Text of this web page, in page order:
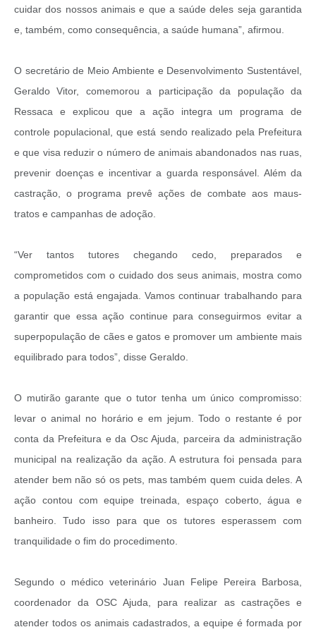
cuidar dos nossos animais e que a saúde deles seja garantida
e, também, como consequência, a saúde humana”, afirmou.
O secretário de Meio Ambiente e Desenvolvimento Sustentável,
Geraldo Vitor, comemorou a participação da população da
Ressaca e explicou que a ação integra um programa de
controle populacional, que está sendo realizado pela Prefeitura
e que visa reduzir o número de animais abandonados nas ruas,
prevenir doenças e incentivar a guarda responsável. Além da
castração, o programa prevê ações de combate aos maus-
tratos e campanhas de adoção.
“Ver tantos tutores chegando cedo, preparados e
comprometidos com o cuidado dos seus animais, mostra como
a população está engajada. Vamos continuar trabalhando para
garantir que essa ação continue para conseguirmos evitar a
superpopulação de cães e gatos e promover um ambiente mais
equilibrado para todos”, disse Geraldo.
O mutirão garante que o tutor tenha um único compromisso:
levar o animal no horário e em jejum. Todo o restante é por
conta da Prefeitura e da Osc Ajuda, parceira da administração
municipal na realização da ação. A estrutura foi pensada para
atender bem não só os pets, mas também quem cuida deles. A
ação contou com equipe treinada, espaço coberto, água e
banheiro. Tudo isso para que os tutores esperassem com
tranquilidade o fim do procedimento.
Segundo o médico veterinário Juan Felipe Pereira Barbosa,
coordenador da OSC Ajuda, para realizar as castrações e
atender todos os animais cadastrados, a equipe é formada por